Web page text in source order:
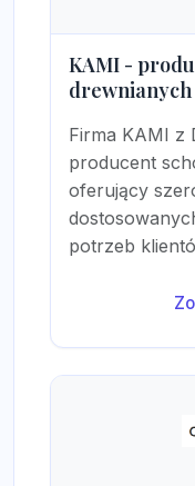
KAMI -
drewnianych
Firma KAMI z
producent
oferujący
potrzeb